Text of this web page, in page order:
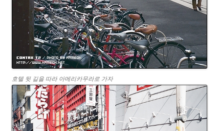
호텔 뒷 길을 따라 아메리카무라로 가자